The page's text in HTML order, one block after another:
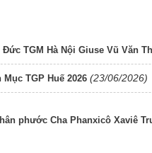
TGM Hà Nội Giuse Vũ Văn
TGP Huế 2026 (23/06/2026)
phước Cha Phanxicô Xaviê